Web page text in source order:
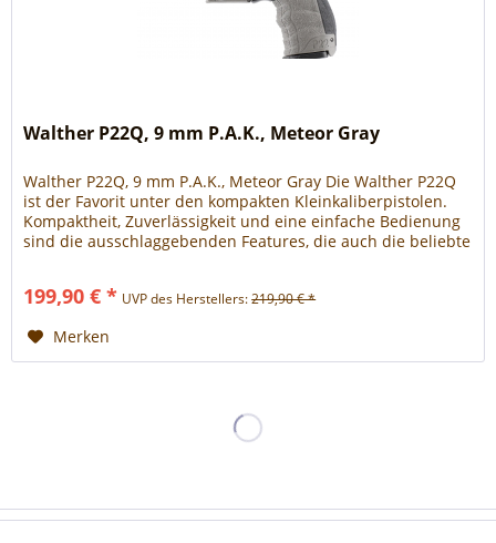
Walther P22Q, 9 mm P.A.K., Meteor Gray
Walther P22Q, 9 mm P.A.K., Meteor Gray Die Walther P22Q
ist der Favorit unter den kompakten Kleinkaliberpistolen.
Kompaktheit, Zuverlässigkeit und eine einfache Bedienung
sind die ausschlaggebenden Features, die auch die beliebte
mehr als eine Farbvariante. Die...
199,90 € * UVP des Herstellers:219,90 € *
Merken